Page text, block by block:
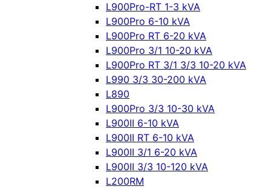
L900Pro-RT 1-3 kVA
L900Pro 6-10 kVA
L900Pro RT 6-20 kVA
L900Pro 3/1 10-20 kVA
L900Pro RT 3/1 3/3 10-20 kVA
L990 3/3 30-200 kVA
L890
L900Pro 3/3 10-30 kVA
L900II 6-10 kVA
L900II RT 6-10 kVA
L900II 3/1 6-20 kVA
L900II 3/3 10-120 kVA
L200RM